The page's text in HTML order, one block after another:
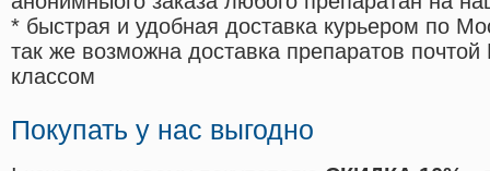
* быстрая и удобная доставка курьером по
так же возможна доставка препаратов
классом
Покупать у нас выгодно